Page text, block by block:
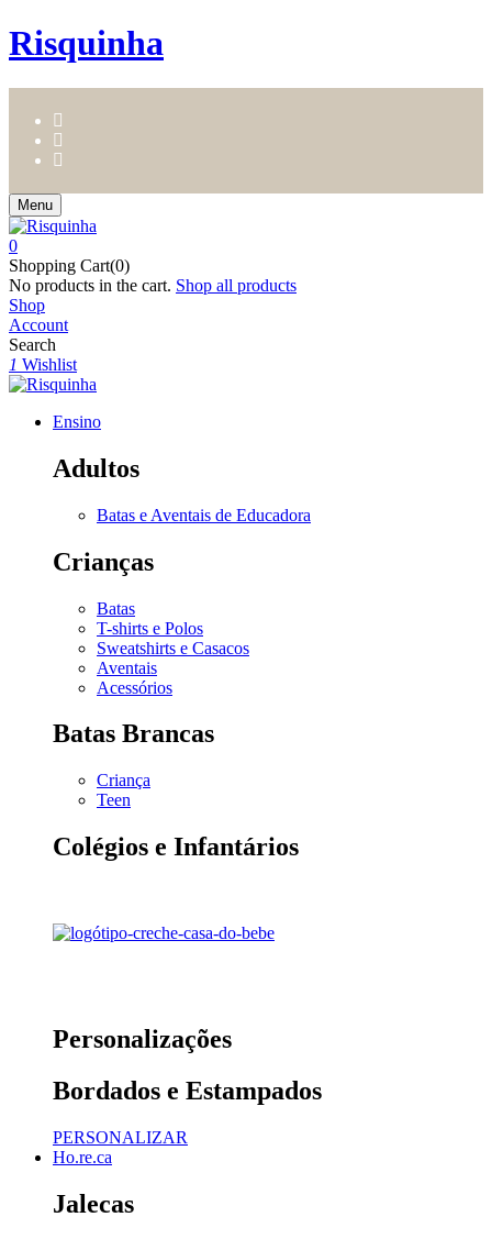
Risquinha
Menu
0
Shopping Cart(0)
No products in the cart. Shop all products
Shop
Account
Search
1 Wishlist
Ensino
Adultos
Batas e Aventais de Educadora
Crianças
Batas
T-shirts e Polos
Sweatshirts e Casacos
Aventais
Acessórios
Batas Brancas
Criança
Teen
Colégios e Infantários
Personalizações
Bordados e Estampados
PERSONALIZAR
Ho.re.ca
Jalecas